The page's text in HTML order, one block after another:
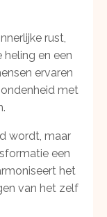
rust,
en een
ervaren
met
wordt, maar
een
het
van het zelf